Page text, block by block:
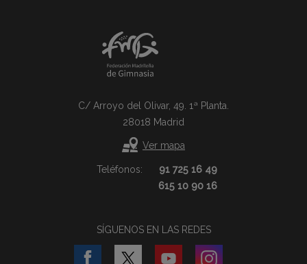
C/ Arroyo del Olivar, 49. 1ª Planta.
28018 Madrid
Ver mapa
Teléfonos:
91 725 16 49
615 10 90 16
SÍGUENOS EN LAS REDES